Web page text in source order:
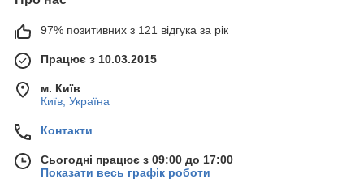
97% позитивних з 121 відгука за рік
Працює з 10.03.2015
м. Київ
Київ, Україна
Контакти
Сьогодні працює з 09:00 до 17:00
Показати весь графік роботи